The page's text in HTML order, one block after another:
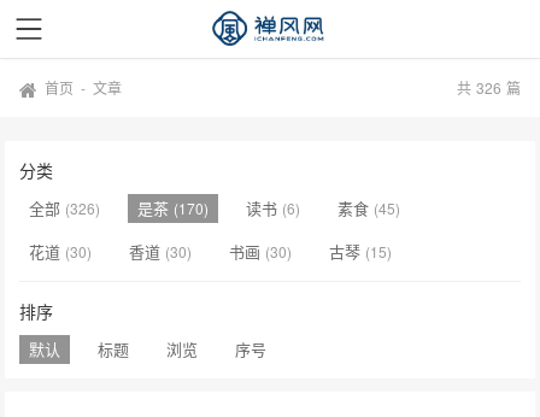
首页 -文章 共 326 篇
分类
全部 (326) 是茶 (170) 读书 (6) 素食 (45)
花道 (30) 香道 (30) 书画 (30) 古琴 (15)
排序
默认 标题 浏览 序号